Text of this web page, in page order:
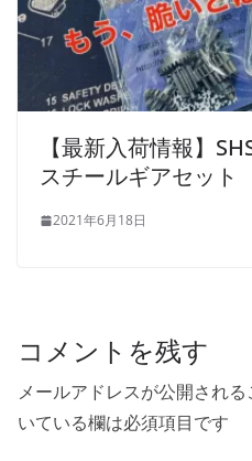
【最新入荷情報】
スチールギアセット
2021年6月18日
コメントを残す
メールアドレスが公開される
いている欄は必須項目です